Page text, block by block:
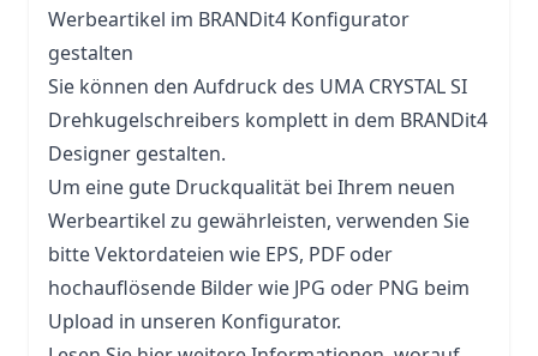
Werbeartikel im BRANDit4 Konfigurator
gestalten
Sie können den Aufdruck des UMA CRYSTAL SI
Drehkugelschreibers komplett in dem BRANDit4
Designer gestalten.
Um eine gute Druckqualität bei Ihrem neuen
Werbeartikel zu gewährleisten, verwenden Sie
bitte Vektordateien wie EPS, PDF oder
hochauflösende Bilder wie JPG oder PNG beim
Upload in unseren Konfigurator.